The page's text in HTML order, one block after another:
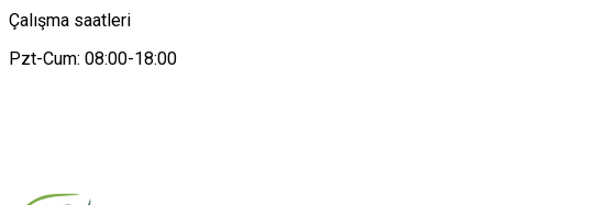
Çalışma saatleri
Pzt-Cum: 08:00-18:00